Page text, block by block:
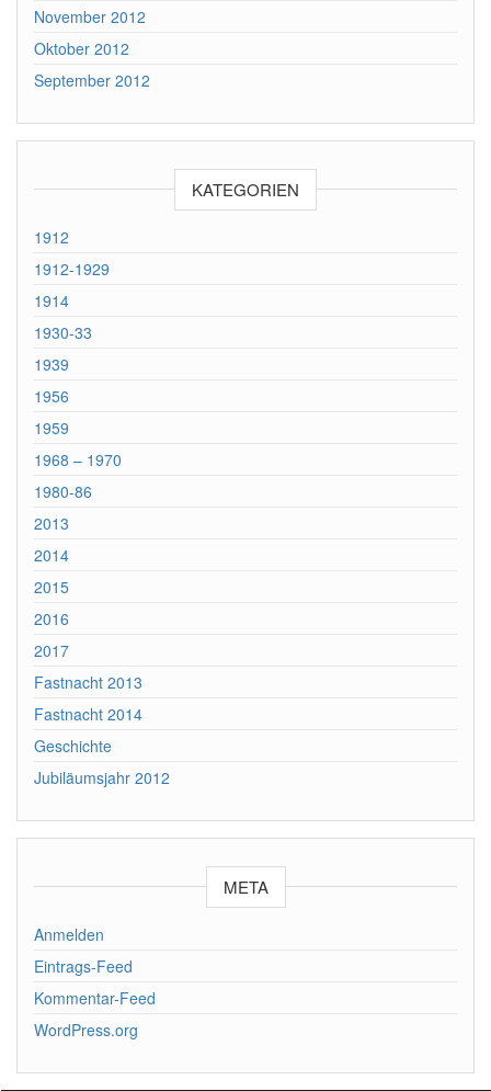
November 2012
Oktober 2012
September 2012
KATEGORIEN
1912
1912-1929
1914
1930-33
1939
1956
1959
1968 – 1970
1980-86
2013
2014
2015
2016
2017
Fastnacht 2013
Fastnacht 2014
Geschichte
Jubiläumsjahr 2012
META
Anmelden
Eintrags-Feed
Kommentar-Feed
WordPress.org